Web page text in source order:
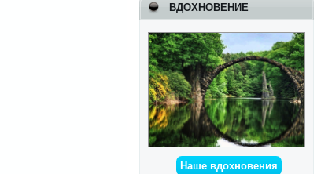
ВДОХНОВЕНИЕ
Наше вдохновения